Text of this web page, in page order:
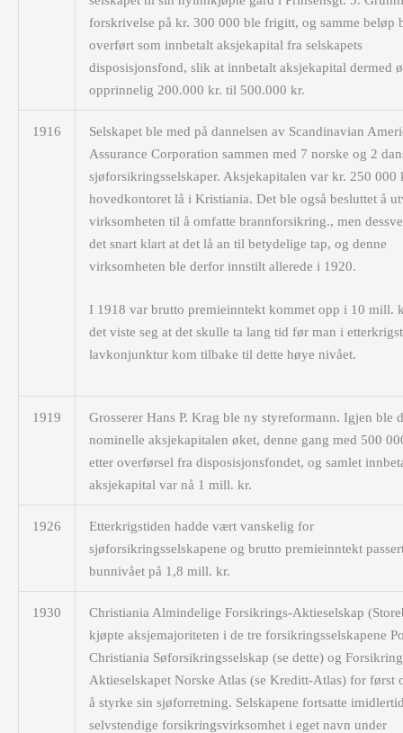
forskrivelse på kr. 300 000 ble frigitt, og samme beløp
overført som innbetalt aksjekapital fra selskapets
disposisjonsfond, slik at innbetalt aksjekapital dermed
opprinnelig 200.000 kr. til 500.000 kr.
1916
Selskapet ble med på dannelsen av Scandinavian
Assurance Corporation sammen med 7 norske og 2
sjøforsikringsselskaper. Aksjekapitalen var kr. 250 000
hovedkontoret lå i Kristiania. Det ble også besluttet å
virksomheten til å omfatte brannforsikring., men
det snart klart at det lå an til betydelige tap, og denne
virksomheten ble derfor innstilt allerede i 1920.
I 1918 var brutto premieinntekt kommet opp i 10 mill.
det viste seg at det skulle ta lang tid før man i
lavkonjunktur kom tilbake til dette høye nivået.
1919
Grosserer Hans P. Krag ble ny styreformann. Igjen ble
nominelle aksje­­­kapitalen øket, denne gang med 500
etter overførsel fra disposisjonsfondet, og samlet
aksjekapital var nå 1 mill. kr.
1926
Etterkrigstiden hadde vært vanskelig for
sjøforsikringsselskapene og brutto premieinntekt
bunnivået på 1,8 mill. kr.
1930
Christiania Almindelige Forsikrings-Aktieselskap
kjøpte aksjemajoriteten i de tre forsikringsselskapene
Christiania Søforsikringsselskap (se dette) og
Aktieselskapet Norske Atlas (se Kreditt-Atlas) for først
å styrke sin sjøforretning. Selskapene fortsatte
selvstendige forsikringsvirksomhet i eget navn under